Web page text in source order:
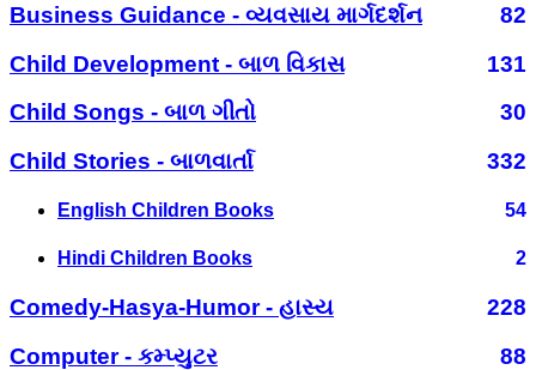
Business Guidance - વ્યવસાય માર્ગદર્શન
82
Child Development - બાળ વિકાસ
131
Child Songs - બાળ ગીતો
30
Child Stories - બાળવાર્તા
332
English Children Books 54
Hindi Children Books 2
Comedy-Hasya-Humor - હાસ્ય
228
Computer - કમ્પ્યુટર
88